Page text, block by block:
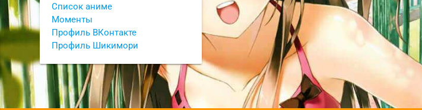
Список аниме
Моменты
Профиль ВКонтакте
Профиль Шикимори